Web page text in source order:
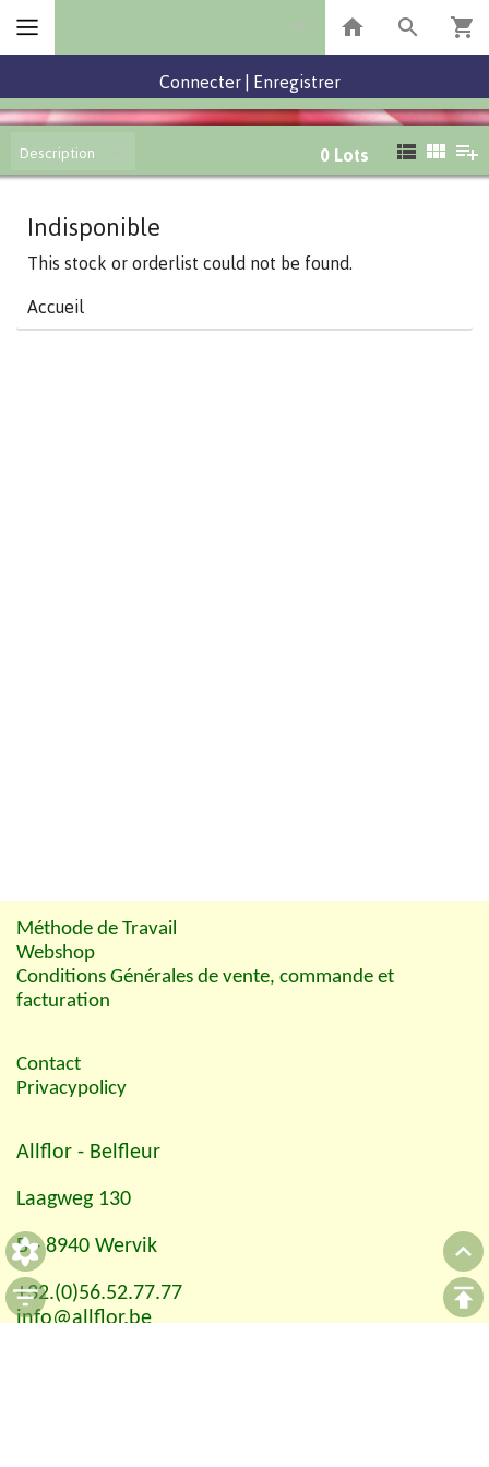
Connecter Enregistrer
Description 0 Lots
Indisponible
This stock or orderlist could not be found.
Accueil
Méthode de Travail
Webshop
Conditions Générales de vente, commande et
facturation
Contact
Privacypolicy
Allflor - Belfleur
Laagweg 130
B - 8940 Wervik
+32.(0)56.52.77.77
info@allflor.be